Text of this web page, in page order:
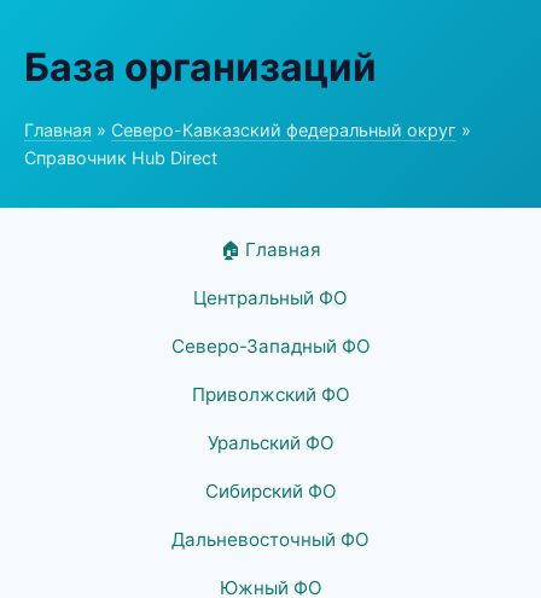
База организаций
Главная » Северо-Кавказский федеральный округ »
Справочник Hub Direct
🏠 Главная
Центральный ФО
Северо-Западный ФО
Приволжский ФО
Уральский ФО
Сибирский ФО
Дальневосточный ФО
Южный ФО